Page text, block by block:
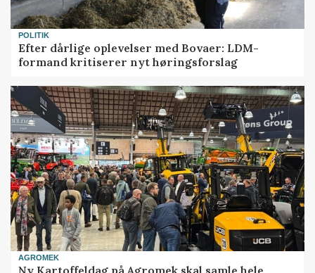
POLITIK
Efter dårlige oplevelser med Bovaer: LDM-
formand kritiserer nyt høringsforslag
AGROMEK